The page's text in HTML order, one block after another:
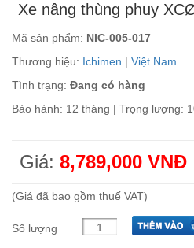
Xe nâng thùng phuy
Mã sản phẩm: NIC-005-017
Thương hiệu: Ichimen | Việt Nam
Tình trạng: Đang có hàng
Bảo hành: 12 tháng | Trọng lượng:
Giá: 8,789,000 VNĐ
(Giá đã bao gồm thuế VAT)
Số lượng